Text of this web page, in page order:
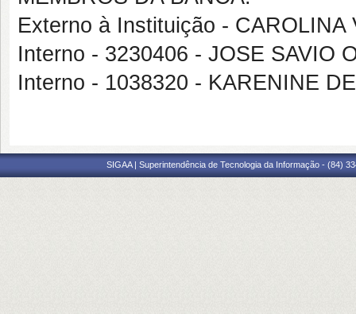
Externo à Instituição - CAROLINA
Interno - 3230406 - JOSE SAVIO
Interno - 1038320 - KARENINE
SIGAA | Superintendência de Tecnologia da Informação - (84)